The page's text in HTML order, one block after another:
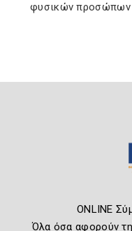
φυσικών προσώπων
ONLINE
Όλα όσα αφορούν